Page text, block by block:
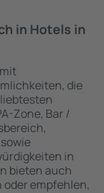
in Hotels in
die
Zone, Bar /
in
bieten auch
empfehlen,